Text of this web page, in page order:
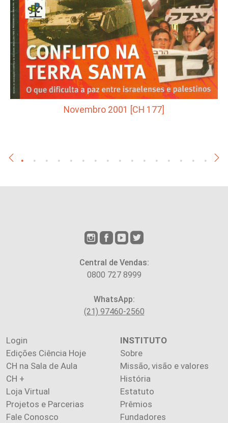
Novembro 2001 [CH 177]
Central de Vendas:
0800 727 8999
WhatsApp:
(21) 97460-2560
Login
Edições Ciência Hoje
CH na Sala de Aula
CH +
Loja Virtual
Projetos e Parcerias
Fale Conosco
INSTITUTO
Sobre
Missão, visão e valores
História
Estatuto
Prêmios
Fundadores